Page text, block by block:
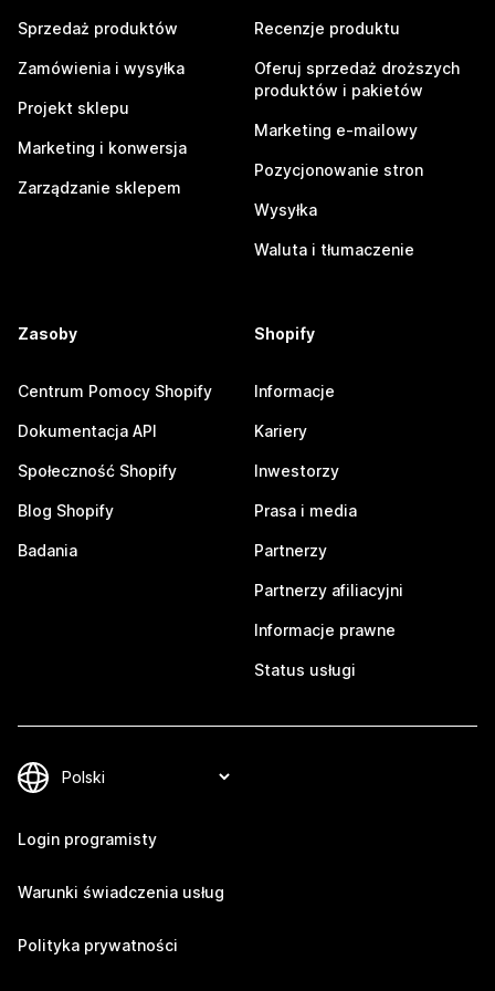
Sprzedaż produktów
Zamówienia i wysyłka
Projekt sklepu
Marketing i konwersja
Zarządzanie sklepem
Recenzje produktu
Oferuj sprzedaż droższych
produktów i pakietów
Marketing e-mailowy
Pozycjonowanie stron
Wysyłka
Waluta i tłumaczenie
Zasoby
Centrum Pomocy Shopify
Dokumentacja API
Społeczność Shopify
Blog Shopify
Badania
Shopify
Informacje
Kariery
Inwestorzy
Prasa i media
Partnerzy
Partnerzy afiliacyjni
Informacje prawne
Status usługi
Login programisty
Warunki świadczenia usług
Polityka prywatności